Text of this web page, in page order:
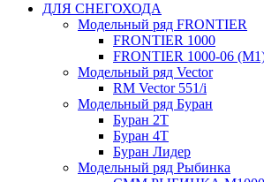
ДЛЯ СНЕГОХОДА
Модельный ряд FRONTIER
FRONTIER 1000
FRONTIER 1000-06
Модельный ряд Vector
RM Vector 551/i
Модельный ряд Буран
Буран 2Т
Буран 4Т
Буран Лидер
Модельный ряд Рыбинка